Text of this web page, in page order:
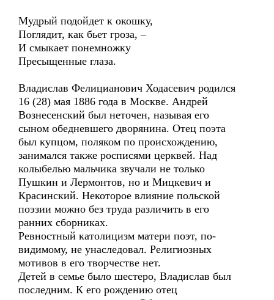
Мудрый подойдет к окошку,
Поглядит, как бьет гроза, –
И смыкает понемножку
Пресыщенные глаза.
Владислав Фелицианович Ходасевич родился
16 (28) мая 1886 года в Москве. Андрей
Вознесенский был неточен, называя его
сыном обедневшего дворянина. Отец поэта
был купцом, поляком по происхождению,
занимался также росписями церквей. Над
колыбелью мальчика звучали не только
Пушкин и Лермонтов, но и Мицкевич и
Красинский. Некоторое влияние польской
поэзии можно без труда различить в его
ранних сборниках.
Ревностный католицизм матери поэт, по-
видимому, не унаследовал. Религиозных
мотивов в его творчестве нет.
Детей в семье было шестеро, Владислав был
последним. К его рождению отец